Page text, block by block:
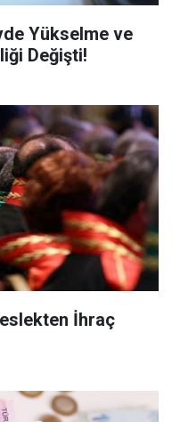
Yükselme ve
Değişti!
İhraç